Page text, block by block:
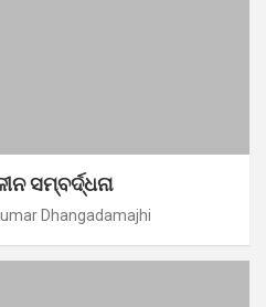
ସମ୍ବର୍ଦ୍ଧନା
Dhangadamajhi